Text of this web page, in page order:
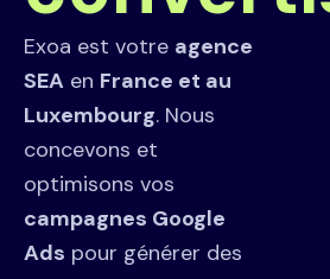
Exoa est votre agence
SEA en France et au
Luxembourg. Nous
concevons et
optimisons vos
campagnes Google
Ads pour générer des